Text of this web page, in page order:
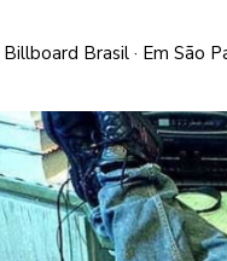
Billboard Brasil · Em São